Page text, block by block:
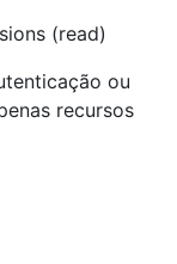
(read)
ou
recursos